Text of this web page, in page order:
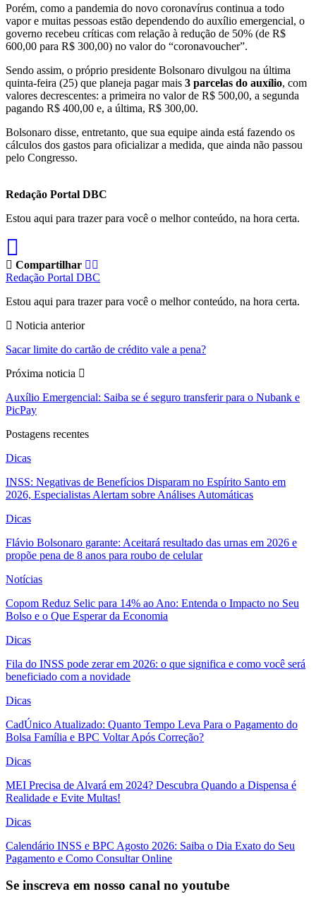
Porém, como a pandemia do novo coronavírus continua a todo
vapor e muitas pessoas estão dependendo do auxílio emergencial, o
governo recebeu críticas com relação à redução de 50% (de R$
600,00 para R$ 300,00) no valor do “coronavoucher”.
Sendo assim, o próprio presidente Bolsonaro divulgou na última
quinta-feira (25) que planeja pagar mais 3 parcelas do auxílio, com
valores decrescentes: a primeira no valor de R$ 500,00, a segunda
pagando R$ 400,00 e, a última, R$ 300,00.
Bolsonaro disse, entretanto, que sua equipe ainda está fazendo os
cálculos dos gastos para oficializar a medida, que ainda não passou
pelo Congresso.
Redação Portal DBC
Estou aqui para trazer para você o melhor conteúdo, na hora certa.
Compartilhar
Redação Portal DBC
Estou aqui para trazer para você o melhor conteúdo, na hora certa.
Noticia anterior
Sacar limite do cartão de crédito vale a pena?
Próxima noticia
Auxílio Emergencial: Saiba se é seguro transferir para o Nubank e
PicPay
Postagens recentes
Dicas
INSS: Negativas de Benefícios Disparam no Espírito Santo em
2026, Especialistas Alertam sobre Análises Automáticas
Dicas
Flávio Bolsonaro garante: Aceitará resultado das urnas em 2026 e
propõe pena de 8 anos para roubo de celular
Notícias
Copom Reduz Selic para 14% ao Ano: Entenda o Impacto no Seu
Bolso e o Que Esperar da Economia
Dicas
Fila do INSS pode zerar em 2026: o que significa e como você será
beneficiado com a novidade
Dicas
CadÚnico Atualizado: Quanto Tempo Leva Para o Pagamento do
Bolsa Família e BPC Voltar Após Correção?
Dicas
MEI Precisa de Alvará em 2024? Descubra Quando a Dispensa é
Realidade e Evite Multas!
Dicas
Calendário INSS e BPC Agosto 2026: Saiba o Dia Exato do Seu
Pagamento e Como Consultar Online
Se inscreva em nosso canal no youtube